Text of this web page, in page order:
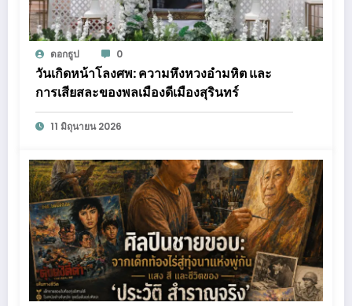
ดอกธูป 0
วันเกิดหน้าโลงศพ: ความหึงหวงอำมหิต และ
การเสียสละของพลเมืองดีเมืองสุรินทร์
11 มิถุนายน 2026